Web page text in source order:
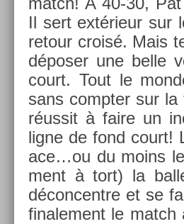
Il sert extérieur sur
re­tour croisé. Mais
déposer une belle
court. Tout le
sans com­pt­er sur la
réussit à faire un
ligne de fond court!
ace…ou du moins
ment à tort) la
décon­centre et se
fin­ale­ment le match